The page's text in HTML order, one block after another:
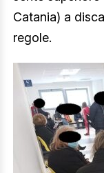
Catania) a
regole.